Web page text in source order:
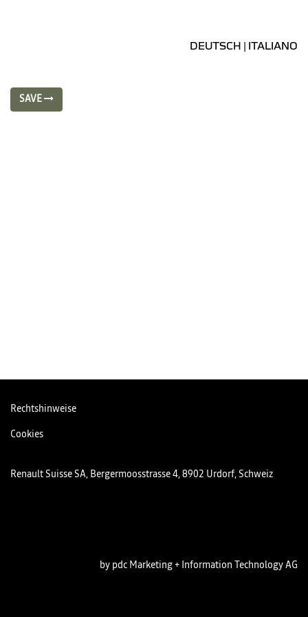
DEUTSCH ITALIANO
SAVE
Rechtshinweise
Cookies
Renault Suisse SA, Bergermoosstrasse 4, 8902 Urdorf, Schweiz
by pdc Marketing + Information Technology AG